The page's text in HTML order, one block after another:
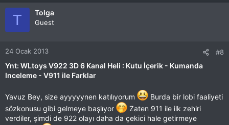
T Tolga
Guest
24 Ocak 2013 #8
Ynt: WLtoys V922 3D 6 Kanal Heli : Kutu İçerik - Kumanda
Inceleme - V911 ile Farklar
Yavuz Bey, size ayyyyynen katılıyorum
Burda bir lobi faaliyeti
sözkonusu gibi gelmeye başlıyor
Zaten 911 ile ilk zehiri
verdiler, şimdi de 922 olayı daha da çekici hale getirmeye